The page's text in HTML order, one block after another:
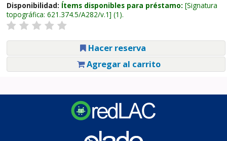
Disponibilidad: Ítems disponibles para préstamo: Signatura
topográfica: 621.374.5/A282/v.1 (1).
Hacer reserva
Agregar al carrito